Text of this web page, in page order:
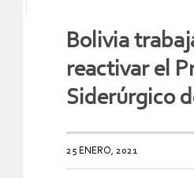
Bolivia
reactivar el
Siderúrgico
25 ENERO, 2021